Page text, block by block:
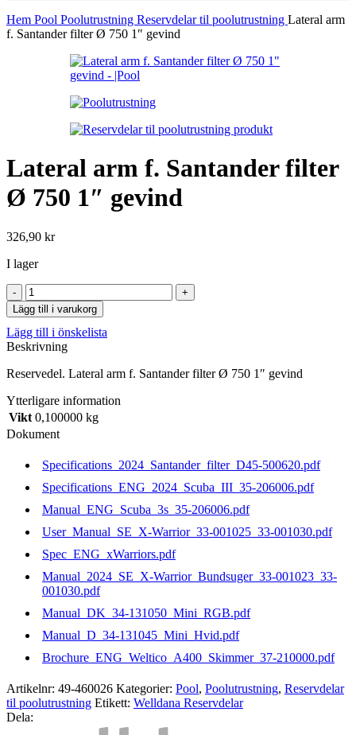
Hem Pool Poolutrustning Reservdelar til poolutrustning Lateral arm
f. Santander filter Ø 750 1″ gevind
Lateral arm f. Santander filter
Ø 750 1″ gevind
326,90 kr
I lager
Lateral
arm
f.
Santander
filter
750
gevind
mängd
Lägg till i varukorg
Lägg till i önskelista
Beskrivning
Reservedel. Lateral arm f. Santander filter Ø 750 1″ gevind
Ytterligare information
Vikt 0,100000 kg
Dokument
Specifications_2024_Santander_filter_D45-500620.pdf
Specifications_ENG_2024_Scuba_III_35-206006.pdf
Manual_ENG_Scuba_3s_35-206006.pdf
User_Manual_SE_X-Warrior_33-001025_33-001030.pdf
Spec_ENG_xWarriors.pdf
Manual_2024_SE_X-Warrior_Bundsuger_33-001023_33-
001030.pdf
Manual_DK_34-131050_Mini_RGB.pdf
Manual_D_34-131045_Mini_Hvid.pdf
Brochure_ENG_Weltico_A400_Skimmer_37-210000.pdf
Artikelnr: 49-460026 Kategorier: Pool, Poolutrustning, Reservdelar
til poolutrustning Etikett: Welldana Reservdelar
Dela: